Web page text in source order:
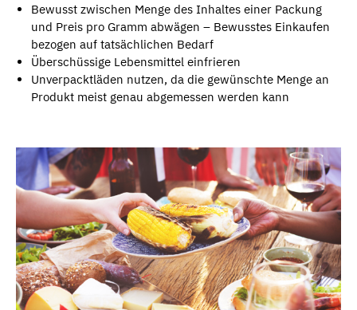
Bewusst zwischen Menge des Inhaltes einer Packung
und Preis pro Gramm abwägen – Bewusstes Einkaufen
bezogen auf tatsächlichen Bedarf
Überschüssige Lebensmittel einfrieren
Unverpacktläden nutzen, da die gewünschte Menge an
Produkt meist genau abgemessen werden kann